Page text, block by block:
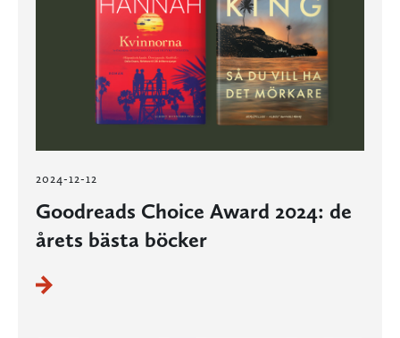
2024-12-12
Goodreads Choice Award 2024: de
årets bästa böcker